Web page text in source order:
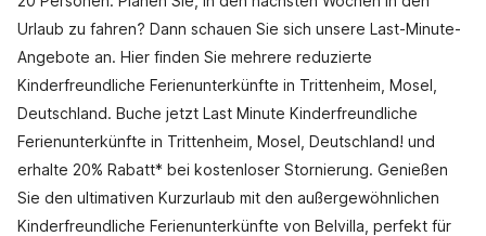
Urlaub zu fahren? Dann schauen Sie sich unsere Last-Minute-
Angebote an. Hier finden Sie mehrere reduzierte
Kinderfreundliche Ferienunterkünfte in Trittenheim, Mosel,
Deutschland. Buche jetzt Last Minute Kinderfreundliche
Ferienunterkünfte in Trittenheim, Mosel, Deutschland! und
erhalte 20% Rabatt* bei kostenloser Stornierung. Genießen
Sie den ultimativen Kurzurlaub mit den außergewöhnlichen
Kinderfreundliche Ferienunterkünfte von Belvilla, perfekt für